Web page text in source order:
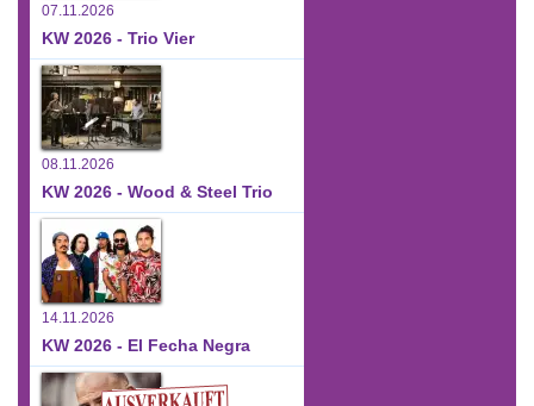
07.11.2026
KW 2026 - Trio Vier
08.11.2026
KW 2026 - Wood & Steel Trio
14.11.2026
KW 2026 - El Fecha Negra